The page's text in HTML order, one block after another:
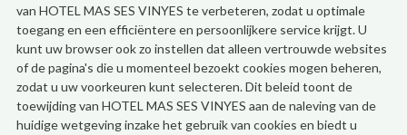
van HOTEL MAS SES VINYES te verbeteren, zodat u optimale
toegang en een efficiëntere en persoonlijkere service krijgt. U
kunt uw browser ook zo instellen dat alleen vertrouwde websites
of de pagina's die u momenteel bezoekt cookies mogen beheren,
zodat u uw voorkeuren kunt selecteren. Dit beleid toont de
toewijding van HOTEL MAS SES VINYES aan de naleving van de
huidige wetgeving inzake het gebruik van cookies en biedt u